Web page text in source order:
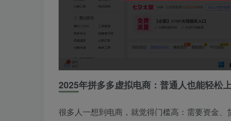
2025年拼多多虚拟电商：普通人也能轻松
很多人一想到电商，就觉得门槛高：需要资金